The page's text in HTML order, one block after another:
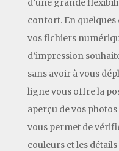
d’une grande
confort. En
vos fichiers
d’impression
sans avoir à vous
ligne vous offre la
aperçu de vos
vous permet de
couleurs et les